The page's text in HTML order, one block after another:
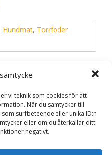
vi teknik som cookies för att
När du samtycker till
surfbeteende eller unika ID:n
eller om du återkallar ditt
negativt.
Hundmat, Torrfoder